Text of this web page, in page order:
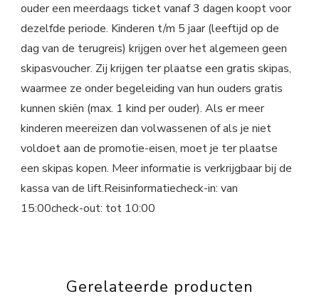
ouder een meerdaags ticket vanaf 3 dagen koopt voor
dezelfde periode. Kinderen t/m 5 jaar (leeftijd op de
dag van de terugreis) krijgen over het algemeen geen
skipasvoucher. Zij krijgen ter plaatse een gratis skipas,
waarmee ze onder begeleiding van hun ouders gratis
kunnen skiën (max. 1 kind per ouder). Als er meer
kinderen meereizen dan volwassenen of als je niet
voldoet aan de promotie-eisen, moet je ter plaatse
een skipas kopen. Meer informatie is verkrijgbaar bij de
kassa van de lift.Reisinformatiecheck-in: van
15:00check-out: tot 10:00
Gerelateerde producten